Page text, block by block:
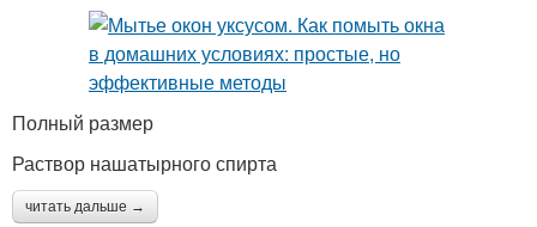
Полный размер
Раствор нашатырного спирта
читать дальше →